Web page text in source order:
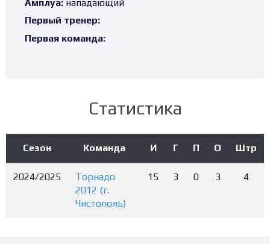
Амплуа: нападающий
Первый тренер:
Первая команда:
Статистика
Сезон Команда И Г П О Штр
2024/2025
Торнадо
2012 (г.
Чистополь)
15 3 0 3 4